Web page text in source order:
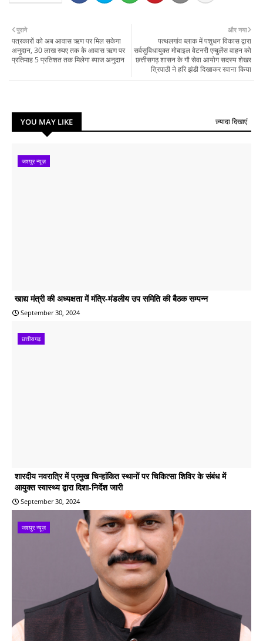
और नया
पत्थलगांव ब्लाक में पशुधन विकास द्वारा
सर्वसुविधायुक्त मोबाइल वेटनरी एम्बुलेंस वाहन को
छत्तीसगढ़ शासन के गौ सेवा आयोग सदस्य शेखर
त्रिपाठी ने हरि झंडी दिखाकर रवाना किया
पुराने
पत्रकारों को अब आवास ऋण पर मिल सकेगा
अनुदान, 30 लाख रुपए तक के आवास ऋण पर
प्रतिमाह 5 प्रतिशत तक मिलेगा ब्याज अनुदान
YOU MAY LIKE ज़्यादा दिखाएं
जशपुर न्यूज़
खाद्य मंत्री की अध्यक्षता में मंत्रि-मंडलीय उप समिति की बैठक सम्पन्न
September 30, 2024
छत्तीसगढ़
शारदीय नवरात्रि में प्रमुख चिन्हांकित स्थानों पर चिकित्सा शिविर के संबंध में
आयुक्त स्वास्थ्य द्वारा दिशा-निर्देश जारी
September 30, 2024
जशपुर न्यूज़